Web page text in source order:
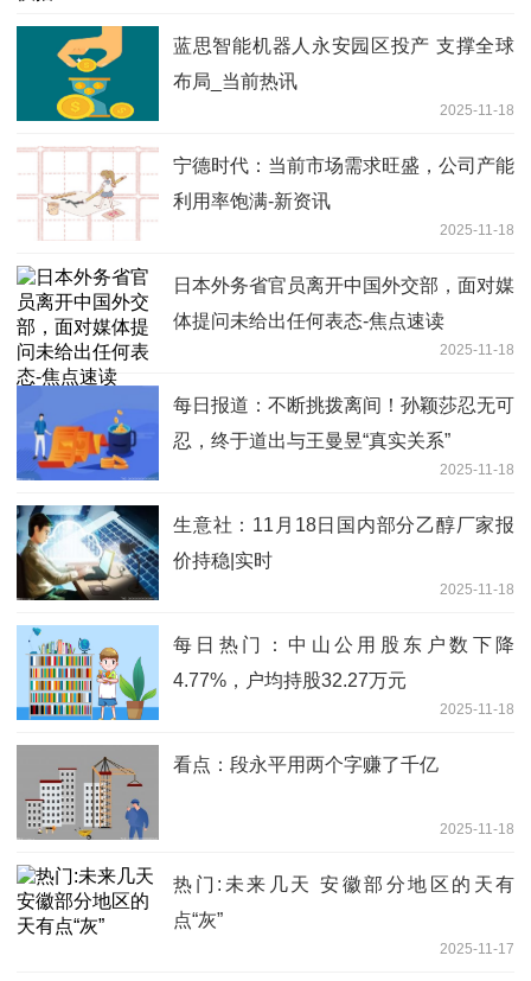
蓝思智能机器人永安园区投产 支撑全球
布局_当前热讯
2025-11-18
宁德时代：当前市场需求旺盛，公司产能
利用率饱满-新资讯
2025-11-18
日本外务省官员离开中国外交部，面对媒
体提问未给出任何表态-焦点速读
2025-11-18
每日报道：不断挑拨离间！孙颖莎忍无可
忍，终于道出与王曼昱“真实关系”
2025-11-18
生意社：11月18日国内部分乙醇厂家报
价持稳|实时
2025-11-18
每日热门：中山公用股东户数下降
4.77%，户均持股32.27万元
2025-11-18
看点：段永平用两个字赚了千亿
2025-11-18
热门:未来几天 安徽部分地区的天有
点“灰”
2025-11-17